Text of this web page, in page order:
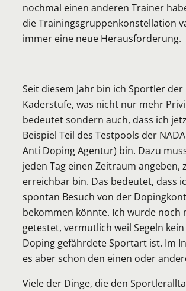
nochmal einen anderen Trainer
die Trainingsgruppenkonstellation
immer eine neue Herausforderung.
Seit diesem Jahr bin ich Sportler der
Kaderstufe, was nicht nur mehr
bedeutet sondern auch, dass ich
Beispiel Teil des Testpools der
Anti Doping Agentur) bin. Dazu
jeden Tag einen Zeitraum angeben,
erreichbar bin. Das bedeutet, dass
spontan Besuch von der
bekommen könnte. Ich wurde noch
getestet, vermutlich weil Segeln
Doping gefährdete Sportart ist. Im
es aber schon den einen oder
Viele der Dinge, die den